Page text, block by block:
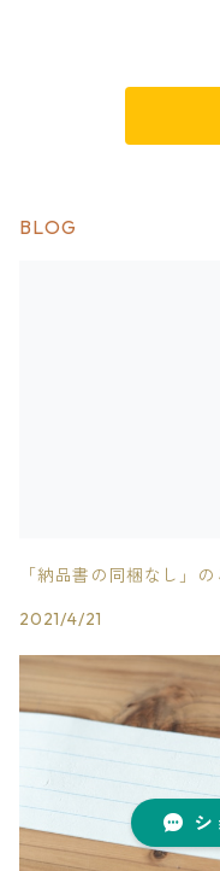
BLOG
「納品書の同梱なし」
2021/4/21
シ